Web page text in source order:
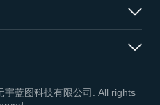
蓝图科技有限公司. All rights